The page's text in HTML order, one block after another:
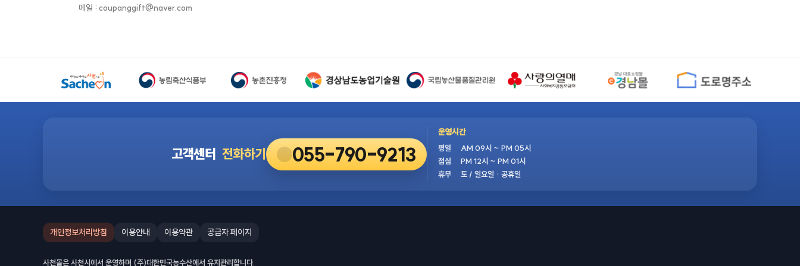
메일 : coupanggift@naver.com
고객센터 전화하기 055-790-9213
운영시간
평일
AM 09시 ~ PM 05시
점심
PM 12시 ~ PM 01시
휴무
토 / 일요일 · 공휴일
개인정보처리방침 이용안내 이용약관 공급자 페이지
사천몰은 사천시에서 운영하며 (주)대한민국농수산에서 유지관리합니다.